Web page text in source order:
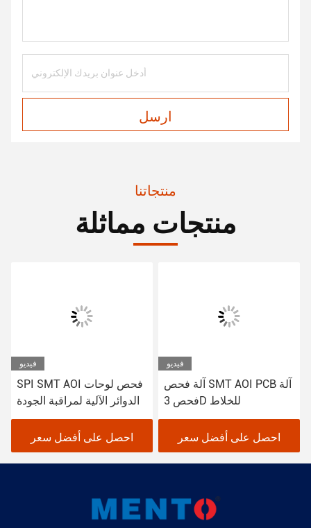
ارسل
منتجاتنا
منتجات مماثلة
فيديو
SPI SMT AOI فحص لوحات
الدوائر الآلية لمراقبة الجودة
احصل على أفضل سعر
فيديو
آلة فحص SMT AOI PCB آلة
فحص 3D للخلاط
احصل على أفضل سعر